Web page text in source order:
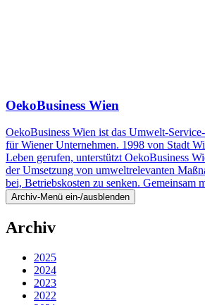
OekoBusiness Wien
OekoBusiness Wien ist das Umwelt-
für Wiener Unternehmen. 1998 von Stadt
Leben gerufen, unterstützt OekoBusiness
der Umsetzung von umweltrelevanten
bei, Betriebskosten zu senken. Gemeinsam
Archiv-Menü ein-/ausblenden
Archiv
2025
2024
2023
2022